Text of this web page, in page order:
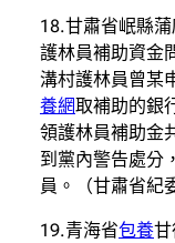
18.甘肅省岷縣
護林員補助資金
溝村護林員曾某
養網取補助的銀
領護林員補助金
到黨內警告處分
員。（甘肅省紀
19.青海省包養